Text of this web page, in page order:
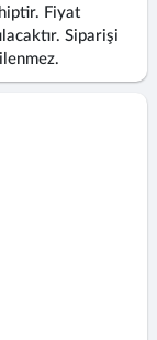
Fiyat
Siparişi